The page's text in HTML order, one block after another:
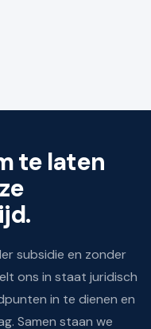
te laten
subsidie en zonder
ons in staat juridisch
in te dienen en
Samen staan we